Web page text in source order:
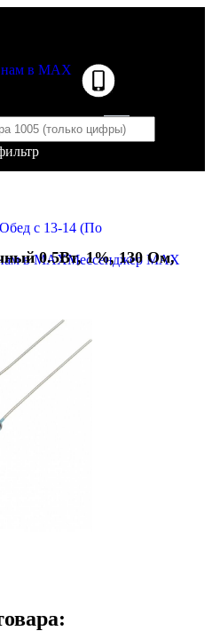
пуста
с 13-14 (По
Мессенджер MAX
0.5Вт, 1%, 130 Ом,